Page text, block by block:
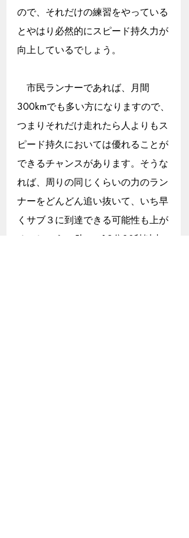
ので、それだけの練習をやっている
とやはり必然的にスピード持久力が
向上しているでしょう。
市民ランナーであれば、月間
300kmでも多い方になりますので、
つまりそれだけ走れたら人よりもス
ピード持久においては優れることが
できるチャンスがあります。そうな
れば、周りの同じくらいの力のラン
ナーをどんどん追い抜いて、いち早
くサブ３に到達できる可能性も上が
るでしょう。5kmで19分30秒以内